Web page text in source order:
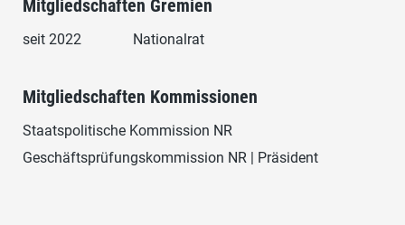
Mitgliedschaften Gremien
seit 2022 Nationalrat
Mitgliedschaften Kommissionen
Staatspolitische Kommission NR
Geschäftsprüfungskommission NR | Präsident